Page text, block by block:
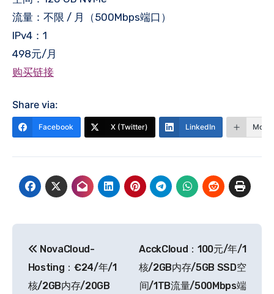
流量：不限 / 月（500Mbps端口）
IPv4：1
498元/月
购买链接
Share via:
Facebook X (Twitter) LinkedIn More
章
导
NovaCloud-
Hosting：€24/年/1
核/2GB内存/20GB
AcckCloud：100元/年/1
核/2GB内存/5GB SSD空
间/1TB流量/500Mbps端